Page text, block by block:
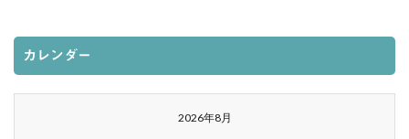
カレンダー
2026年8月